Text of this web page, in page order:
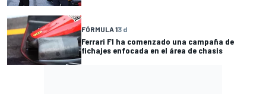
FÓRMULA 13 d
Ferrari F1 ha comenzado una campaña de
fichajes enfocada en el área de chasis